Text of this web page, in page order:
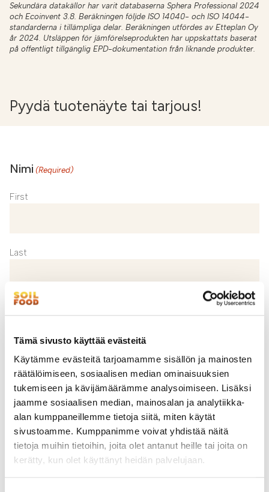
Tämä sivusto käyttää evästeitä
Käytämme evästeitä tarjoamamme sisällön ja mainosten
räätälöimiseen, sosiaalisen median ominaisuuksien
tukemiseen ja kävijämäärämme analysoimiseen. Lisäksi
jaamme sosiaalisen median, mainosalan ja analytiikka-
alan kumppaneillemme tietoja siitä, miten käytät
sivustoamme. Kumppanimme voivat yhdistää näitä
tietoja muihin tietoihin, joita olet antanut heille tai joita on
kerätty, kun olet käyttänyt heidän palvelujaan.
Sekundära datakällor har varit databaserna Sphera Professional 2024
och Ecoinvent 3.8. Beräkningen följde ISO 14040- och ISO 14044-
standarderna i tillämpliga delar. Beräkningen utfördes av Etteplan Oy
år 2024. Utsläppen för jämförelseprodukten har uppskattats baserat
på offentligt tillgänglig EPD-dokumentation från liknande produkter.
Pyydä tuotenäyte tai tarjous!
Nimi (Required)
First
Last
Yritys (Required)
Puhelin